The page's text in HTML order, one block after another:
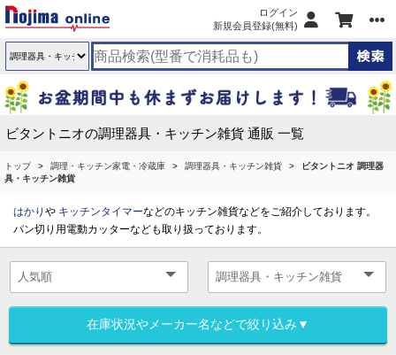
ログイン
新規会員登録(無料)
ビタントニオの調理器具・キッチン雑貨 通販 一覧
トップ 調理・キッチン家電・冷蔵庫 調理器具・キッチン雑貨
ビタントニオ 調理器
具・キッチン雑貨
はかり や キッチンタイマーなどのキッチン雑貨などをご紹介しております。
パン切り用電動カッターなども取り扱っております。
在庫状況やメーカー名などで絞り込み▼